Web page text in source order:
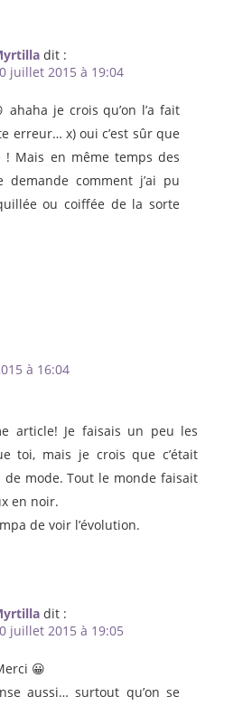
dit :
juillet 2015 à 19:04
ahaha je crois qu’on l’a fait
erreur… x) oui c’est sûr que
! Mais en même temps des
demande comment j’ai pu
ou coiffée de la sorte
à 16:04
article! Je faisais un peu les
toi, mais je crois que c’était
mode. Tout le monde faisait
en noir.
de voir l’évolution.
dit :
juillet 2015 à 19:05
😀
aussi… surtout qu’on se